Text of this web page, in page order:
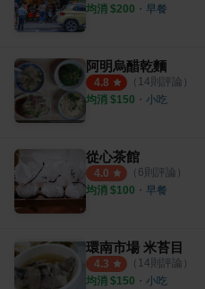
均消 $200 ・ 早餐
阿明烏醋乾麵
4.8 （ 14則評論）
均消 $150 ・ 小吃
從心茶館
4.0 （ 6則評論）
均消 $100 ・ 早餐
環南市場 米苔目
4.3 （ 14則評論）
均消 $150 ・ 小吃